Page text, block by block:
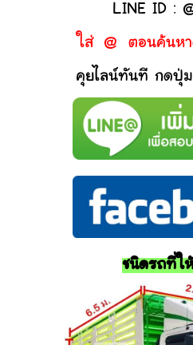
LINE ID :
ใส่ @ ตอนค้นห
คุยไลน์ทันที กดปุ่ม
ชนิดรถที่ใ